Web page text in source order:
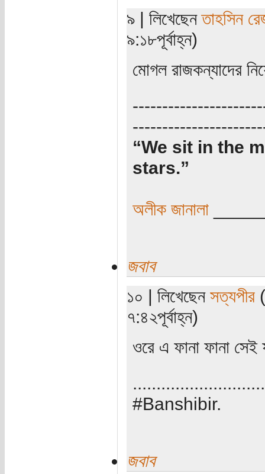
৯ | লিখেছেনতাহসিন
৯:১৮পূর্বাহ্ন)
মোগল রাজকন্যাদের
“We sit in the
stars.”
অলীক জানালা
জবাব
১০ | লিখেছেন সত্যপীর
৭:৪২পূর্বাহ্ন)
ওরে এ ফানা ফানা সেই
#Banshibir.
জবাব